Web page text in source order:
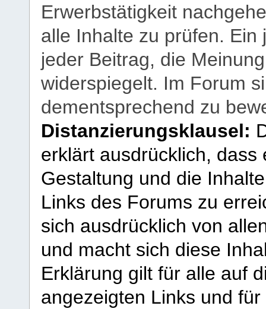
Erwerbstätigkeit
alle Inhalte zu prüfen.
jeder Beitrag, die
widerspiegelt. Im Forum
dementsprechend zu
Distanzierungsklausel:
erklärt ausdrücklich,
Gestaltung und die
Links des Forums zu
sich ausdrücklich von
und macht sich diese
Erklärung gilt für alle auf
angezeigten Links und